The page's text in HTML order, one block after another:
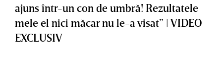
ajuns într-un con de umbră! Rezultatele
mele el nici măcar nu le-a visat” | VIDEO
EXCLUSIV